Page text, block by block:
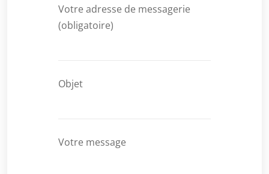
Votre adresse de messagerie
(obligatoire)
Objet
Votre message